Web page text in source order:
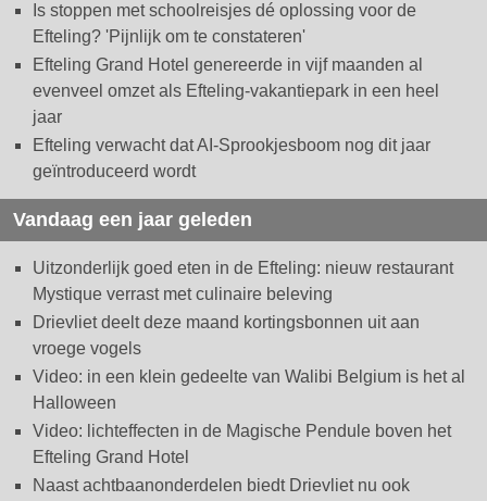
Is stoppen met schoolreisjes dé oplossing voor de
Efteling? 'Pijnlijk om te constateren'
Efteling Grand Hotel genereerde in vijf maanden al
evenveel omzet als Efteling-vakantiepark in een heel
jaar
Efteling verwacht dat AI-Sprookjesboom nog dit jaar
geïntroduceerd wordt
Vandaag een jaar geleden
Uitzonderlijk goed eten in de Efteling: nieuw restaurant
Mystique verrast met culinaire beleving
Drievliet deelt deze maand kortingsbonnen uit aan
vroege vogels
Video: in een klein gedeelte van Walibi Belgium is het al
Halloween
Video: lichteffecten in de Magische Pendule boven het
Efteling Grand Hotel
Naast achtbaanonderdelen biedt Drievliet nu ook